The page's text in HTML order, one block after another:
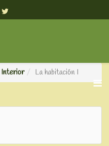
Interior La habitación I